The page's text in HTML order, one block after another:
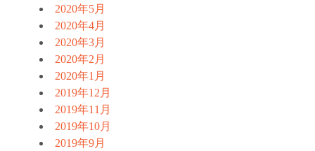
2020年5月
2020年4月
2020年3月
2020年2月
2020年1月
2019年12月
2019年11月
2019年10月
2019年9月